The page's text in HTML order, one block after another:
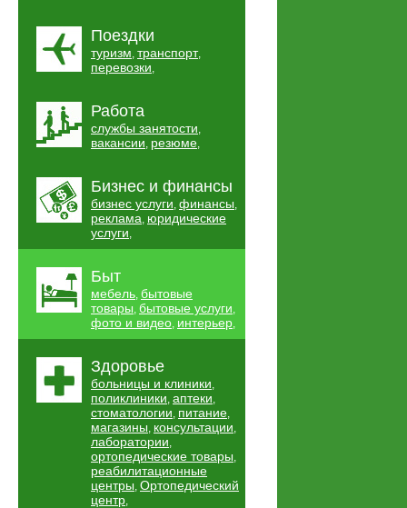
Поездки
туризм, транспорт,
перевозки,
Работа
службы занятости,
вакансии, резюме,
Бизнес и финансы
бизнес услуги, финансы,
реклама, юридические
услуги,
Быт
мебель, бытовые
товары, бытовые услуги,
фото и видео, интерьер,
Здоровье
больницы и клиники,
поликлиники, аптеки,
стоматологии, питание,
магазины, консультации,
лаборатории,
ортопедические товары,
реабилитационные
центры, Ортопедический
центр,